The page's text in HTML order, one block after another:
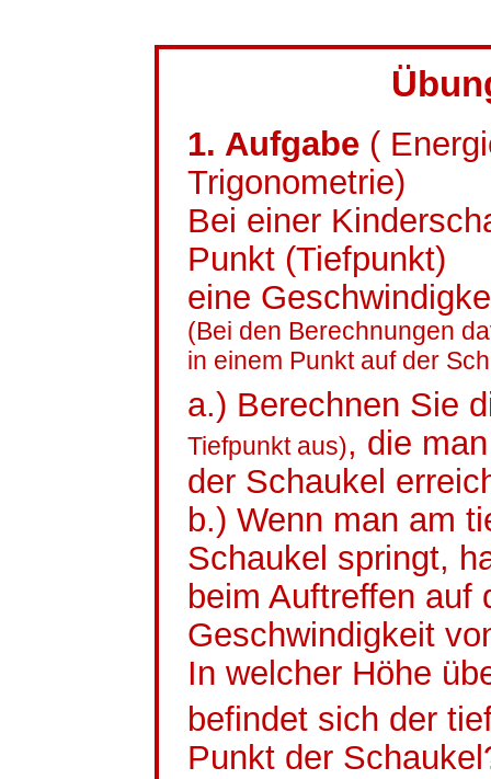
1. Aufgabe (
Trigonometrie)
Bei einer
Punkt (Tiefpunkt)
eine
(Bei den Berechnungen
in einem Punkt auf der
a.) Berechnen Sie
Tiefpunkt aus), die
der Schaukel
b.) Wenn man am
Schaukel springt,
beim Auftreffen auf
Geschwindigkeit
In welcher Höhe
befindet sich der
Punkt der